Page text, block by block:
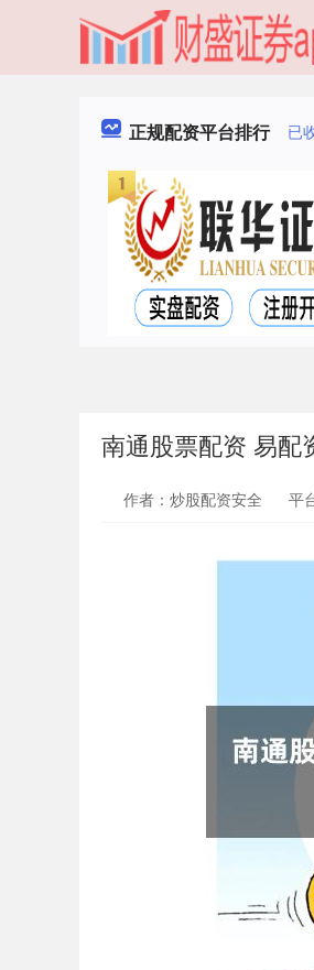
正规配资平台排行 已
南通股票配资 易配
作者：炒股配资安全 平